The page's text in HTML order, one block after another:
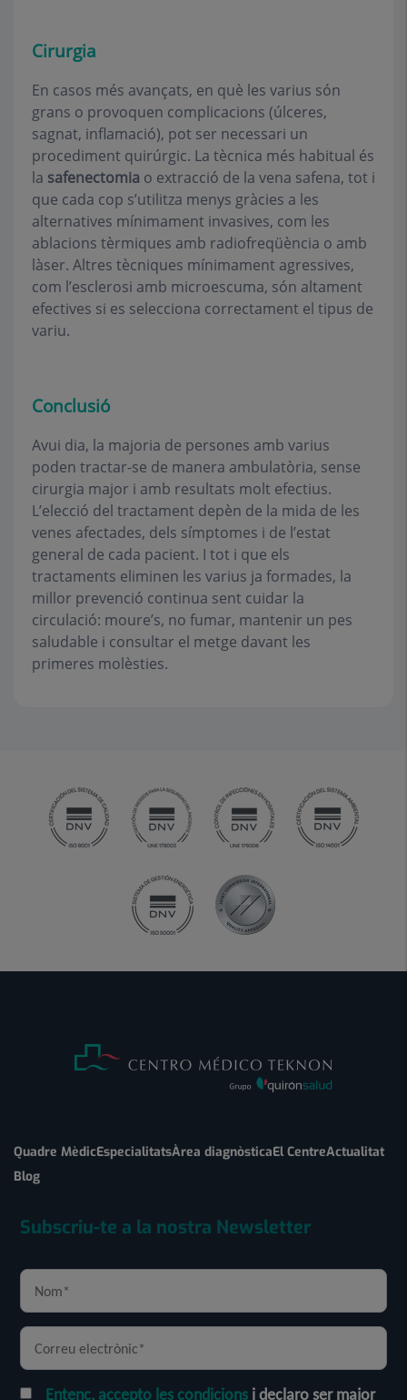
Cirurgia
En casos més avançats, en què les varius són
grans o provoquen complicacions (úlceres,
sagnat, inflamació), pot ser necessari un
procediment quirúrgic. La tècnica més habitual és
la safenectomia o extracció de la vena safena, tot i
que cada cop s’utilitza menys gràcies a les
alternatives mínimament invasives, com les
ablacions tèrmiques amb radiofreqüència o amb
làser. Altres tècniques mínimament agressives,
com l’esclerosi amb microescuma, són altament
efectives si es selecciona correctament el tipus de
variu.
Conclusió
Avui dia, la majoria de persones amb varius
poden tractar-se de manera ambulatòria, sense
cirurgia major i amb resultats molt efectius.
L’elecció del tractament depèn de la mida de les
venes afectades, dels símptomes i de l’estat
general de cada pacient. I tot i que els
tractaments eliminen les varius ja formades, la
millor prevenció continua sent cuidar la
circulació: moure’s, no fumar, mantenir un pes
saludable i consultar el metge davant les
primeres molèsties.
Quadre MèdicEspecialitatsÀrea diagnòsticaEl CentreActualitat
Blog
Subscriu-te a la nostra Newsletter
Entenc, accepto les condicions i declaro ser major